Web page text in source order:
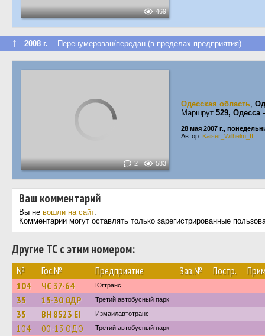
469
↑ 2008 г. Перенумерован/передан (в пределах предприятия)
2 583
Одесская область,
Маршрут 529,
28 мая 2007 г.,
Автор: Kaiser_Wilhelm_II
Ваш комментарий
Вы не вошли на сайт.
Комментарии могут оставлять только зарегистрированные
Другие ТС с этим номером:
№ Гос.№ Предприятие Зав.№ Постр.
104 ЧС 37-64 Югтранс
35 15-30 ОДР Третий автобусный парк
35 BH 8523 EI Измаилавтотранс
104 00-13 ОДО Третий автобусный парк